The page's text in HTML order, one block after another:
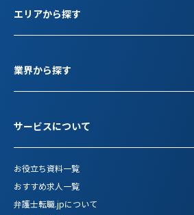
エリアから探す
業界から探す
サービスについて
お役立ち資料一覧
おすすめ求人一覧
弁護士転職.jpについて